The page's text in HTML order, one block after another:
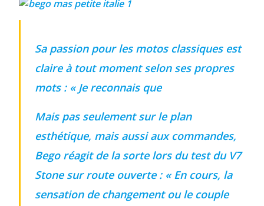
Sa passion pour les motos classiques est
claire à tout moment selon ses propres
mots : « Je reconnais que
Mais pas seulement sur le plan
esthétique, mais aussi aux commandes,
Bego réagit de la sorte lors du test du V7
Stone sur route ouverte : « En cours, la
sensation de changement ou le couple